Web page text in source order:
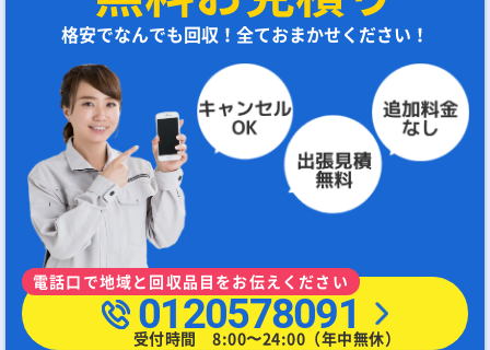
格安でなんでも回収！全ておまかせください！
電話口で地域と回収品目をお伝えください
0120578091
受付時間 8:00〜24:00（年中無休）